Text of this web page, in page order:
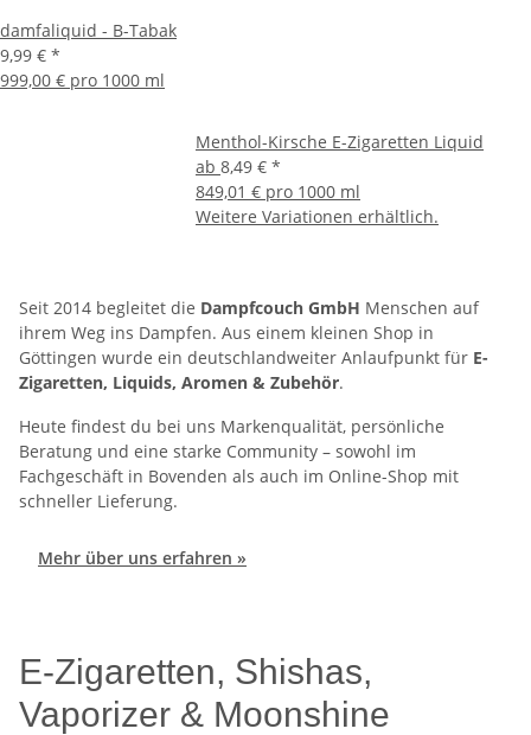
damfaliquid - B-Tabak
9,99 € *
999,00 € pro 1000 ml
Menthol-Kirsche E-Zigaretten Liquid
ab 8,49 € *
849,01 € pro 1000 ml
Weitere Variationen erhältlich.
Seit 2014 begleitet die Dampfcouch GmbH Menschen auf
ihrem Weg ins Dampfen. Aus einem kleinen Shop in
Göttingen wurde ein deutschlandweiter Anlaufpunkt für E-
Zigaretten, Liquids, Aromen & Zubehör.
Heute findest du bei uns Markenqualität, persönliche
Beratung und eine starke Community – sowohl im
Fachgeschäft in Bovenden als auch im Online-Shop mit
schneller Lieferung.
Mehr über uns erfahren »
E-Zigaretten, Shishas,
Vaporizer & Moonshine